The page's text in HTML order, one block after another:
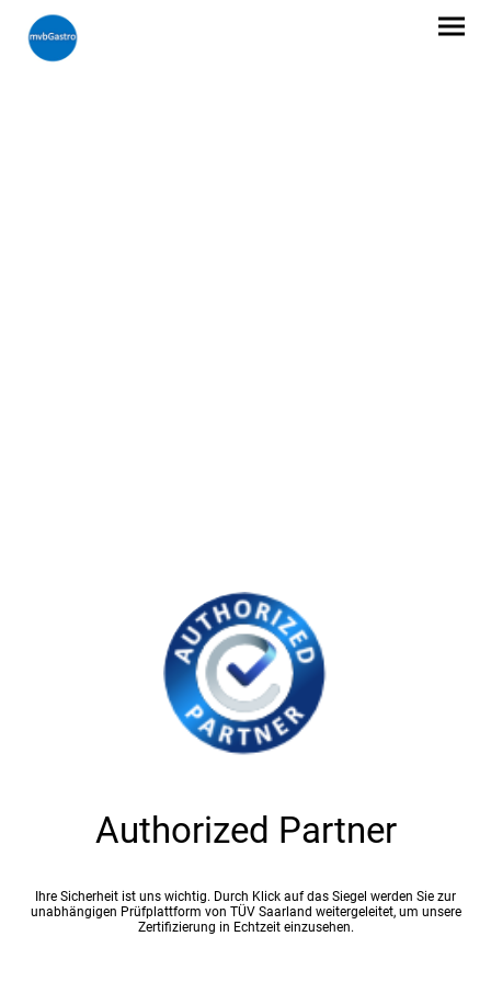
Authorized Partner
Ihre Sicherheit ist uns wichtig. Durch Klick auf das Siegel werden Sie zur
unabhängigen Prüfplattform von TÜV Saarland weitergeleitet, um unsere
Zertifizierung in Echtzeit einzusehen.